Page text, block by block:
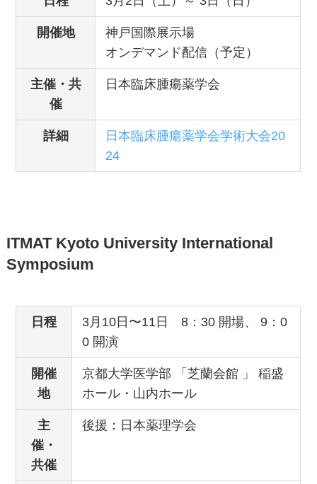
開催地
神戸国際展示場
オンデマンド配信（予定）
主催・共
催
日本臨床腫瘍薬学会
詳細
日本臨床腫瘍薬学会学術大会20
24
ITMAT Kyoto University International
Symposium
日程
3月10日〜11日 8：30 開場、 9：0
0 開演
開催
地
京都大学医学部 「芝蘭会館 」 稲盛
ホール・山内ホール
主
催・
共催
後援：日本薬理学会